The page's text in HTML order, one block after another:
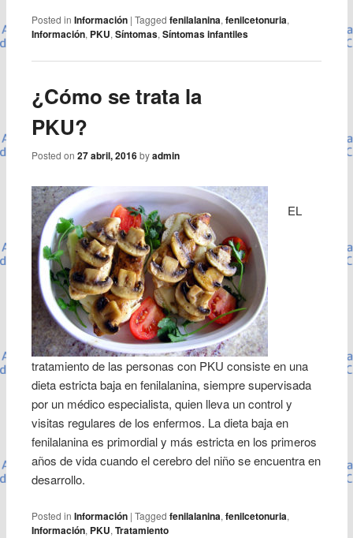
Posted in Información |Tagged fenilalanina,fenilcetonuria,
Información, PKU,Síntomas,Síntomas infantiles
¿Cómo se trata la
PKU?
Posted on27 abril, 2016 byadmin
EL
tratamiento de las personas con PKU consiste en una
dieta estricta baja en fenilalanina, siempre supervisada
por un médico especialista, quien lleva un control y
visitas regulares de los enfermos. La dieta baja en
fenilalanina es primordial y más estricta en los primeros
años de vida cuando el cerebro del niño se encuentra en
desarrollo.
Posted in Información |Tagged fenilalanina,fenilcetonuria,
Información, PKU,Tratamiento